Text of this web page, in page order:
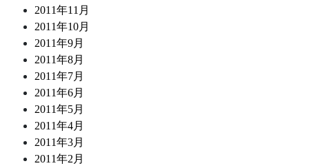
2011年11月
2011年10月
2011年9月
2011年8月
2011年7月
2011年6月
2011年5月
2011年4月
2011年3月
2011年2月